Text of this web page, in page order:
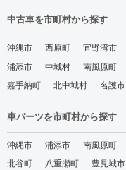
中古車を市町村から探す
沖縄市 西原町 宜野湾市
浦添市
中城村 南風原町
嘉手納町
北中城村 名護市
車パーツを市町村から探す
沖縄市 浦添市 南風原町
北谷町
八重瀬町 豊見城市